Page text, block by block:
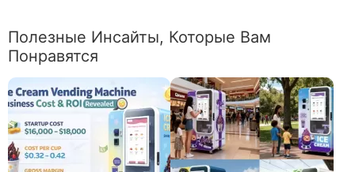
Полезные Инсайты, Которые Вам
Понравятся